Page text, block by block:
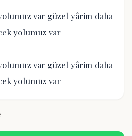
var güzel yârim daha
yolumuz var
var güzel yârim daha
yolumuz var